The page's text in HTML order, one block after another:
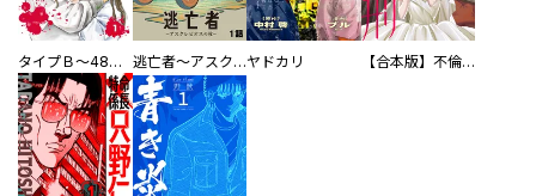
タイプＢ～48時間後、致死率100％～【単話】 逃亡者～アスクレピオスの杖～ヤドカリ 【合本版】不倫処刑